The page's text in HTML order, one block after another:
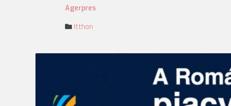
Agerpres
Itthon